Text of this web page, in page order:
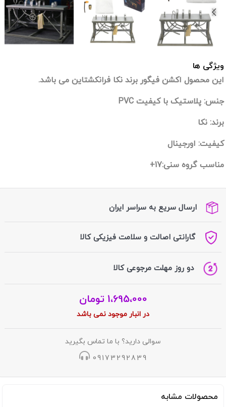
ویژگی ها
این محصول اکشن فیگور برند نکا فرانکشتاین می باشد.
جنس: پلاستیک با کیفیت PVC
برند: نکا
کیفیت: اورجینال
مناسب گروه سنی:17+
ارسال سریع به سراسر ایران
گارانتی اصالت و سلامت فیزیکی کالا
دو روز مهلت مرجوعی کالا
1،695،000 تومان
در انبار موجود نمی باشد
سوالی دارید؟ با ما تماس بگیرید
09173292839
محصولات مشابه